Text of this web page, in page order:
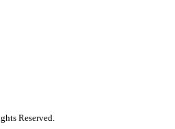
Reserved.